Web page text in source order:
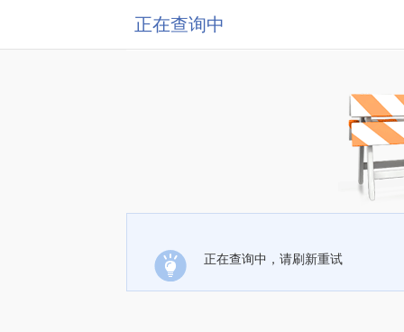
正在查询中
正在查询中，请刷新重试